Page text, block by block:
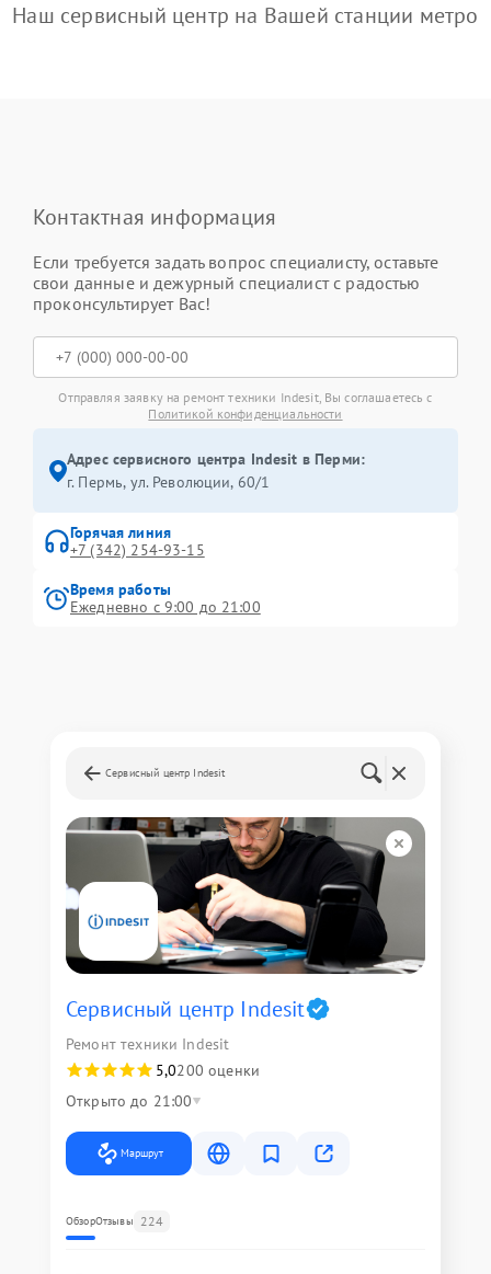
Наш сервисный центр на Вашей станции метро
Контактная информация
Если требуется задать вопрос специалисту, оставьте
свои данные и дежурный специалист с радостью
проконсультирует Вас!
Отправляя заявку на ремонт техники Indesit, Вы соглашаетесь с
Политикой конфиденциальности
Адрес сервисного центра Indesit в Перми:
г. Пермь, ул. ​Революции, 60/1
Горячая линия
+7 (342) 254-93-15
Время работы
Ежедневно с 9:00 до 21:00
Сервисный центр Indesit
Сервисный центр Indesit
Ремонт техники Indesit
5,0200 оценки
Открыто до 21:00
Маршрут
ОбзорОтзывы 224